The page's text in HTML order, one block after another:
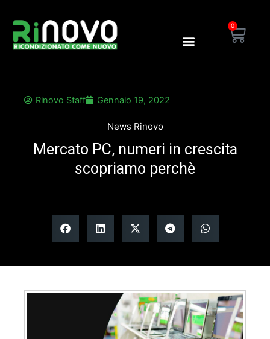
contenuto
0
Rinovo Staff Gennaio 19, 2022
News Rinovo
Mercato PC, numeri in crescita
scopriamo perchè